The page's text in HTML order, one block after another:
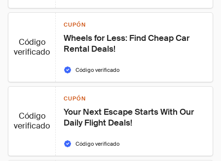
Código
verificado
CUPÓN
Wheels for Less: Find Cheap Car
Rental Deals!
Código verificado
Código
verificado
CUPÓN
Your Next Escape Starts With Our
Daily Flight Deals!
Código verificado